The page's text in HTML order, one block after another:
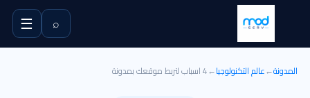
⌕
☰
المدونة←عالم التكنولوجيا←4 اسباب لتربط موقعك بمدونة